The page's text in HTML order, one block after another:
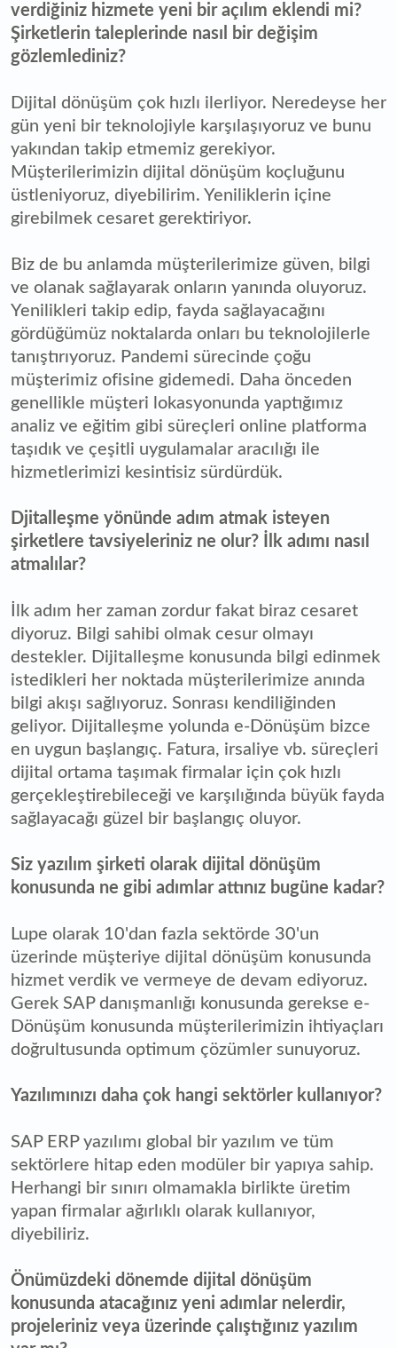
verdiğiniz hizmete yeni bir açılım eklendi mi?
Şirketlerin taleplerinde nasıl bir değişim
gözlemlediniz?
Dijital dönüşüm çok hızlı ilerliyor. Neredeyse her
gün yeni bir teknolojiyle karşılaşıyoruz ve bunu
yakından takip etmemiz gerekiyor.
Müşterilerimizin dijital dönüşüm koçluğunu
üstleniyoruz, diyebilirim. Yeniliklerin içine
girebilmek cesaret gerektiriyor.
Biz de bu anlamda müşterilerimize güven, bilgi
ve olanak sağlayarak onların yanında oluyoruz.
Yenilikleri takip edip, fayda sağlayacağını
gördüğümüz noktalarda onları bu teknolojilerle
tanıştırıyoruz. Pandemi sürecinde çoğu
müşterimiz ofisine gidemedi. Daha önceden
genellikle müşteri lokasyonunda yaptığımız
analiz ve eğitim gibi süreçleri online platforma
taşıdık ve çeşitli uygulamalar aracılığı ile
hizmetlerimizi kesintisiz sürdürdük.
Djitalleşme yönünde adım atmak isteyen
şirketlere tavsiyeleriniz ne olur? İlk adımı nasıl
atmalılar?
İlk adım her zaman zordur fakat biraz cesaret
diyoruz. Bilgi sahibi olmak cesur olmayı
destekler. Dijitalleşme konusunda bilgi edinmek
istedikleri her noktada müşterilerimize anında
bilgi akışı sağlıyoruz. Sonrası kendiliğinden
geliyor. Dijitalleşme yolunda e-Dönüşüm bizce
en uygun başlangıç. Fatura, irsaliye vb. süreçleri
dijital ortama taşımak firmalar için çok hızlı
gerçekleştirebileceği ve karşılığında büyük fayda
sağlayacağı güzel bir başlangıç oluyor.
Siz yazılım şirketi olarak dijital dönüşüm
konusunda ne gibi adımlar attınız bugüne kadar?
Lupe olarak 10'dan fazla sektörde 30'un
üzerinde müşteriye dijital dönüşüm konusunda
hizmet verdik ve vermeye de devam ediyoruz.
Gerek SAP danışmanlığı konusunda gerekse e-
Dönüşüm konusunda müşterilerimizin ihtiyaçları
doğrultusunda optimum çözümler sunuyoruz.
Yazılımınızı daha çok hangi sektörler kullanıyor?
SAP ERP yazılımı global bir yazılım ve tüm
sektörlere hitap eden modüler bir yapıya sahip.
Herhangi bir sınırı olmamakla birlikte üretim
yapan firmalar ağırlıklı olarak kullanıyor,
diyebiliriz.
Önümüzdeki dönemde dijital dönüşüm
konusunda atacağınız yeni adımlar nelerdir,
projeleriniz veya üzerinde çalıştığınız yazılım